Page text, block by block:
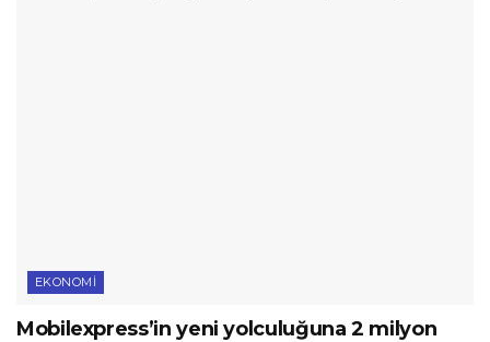
EKONOMI
Mobilexpress’in yeni yolculuğuna 2 milyon